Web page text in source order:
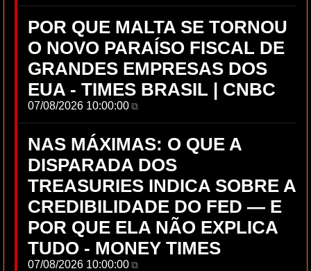
POR QUE MALTA SE TORNOU
O NOVO PARAÍSO FISCAL DE
GRANDES EMPRESAS DOS
EUA - TIMES BRASIL | CNBC
07/08/2026 10:00:00⧉
NAS MÁXIMAS: O QUE A
DISPARADA DOS
TREASURIES INDICA SOBRE A
CREDIBILIDADE DO FED — E
POR QUE ELA NÃO EXPLICA
TUDO - MONEY TIMES
07/08/2026 10:00:00⧉